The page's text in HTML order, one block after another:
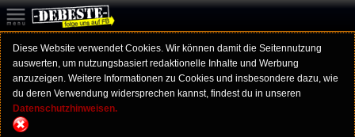
Diese Website verwendet Cookies. Wir können damit die Seitennutzung
auswerten, um nutzungsbasiert redaktionelle Inhalte und Werbung
anzuzeigen. Weitere Informationen zu Cookies und insbesondere dazu, wie
du deren Verwendung widersprechen kannst, findest du in unseren
Datenschutzhinweisen.